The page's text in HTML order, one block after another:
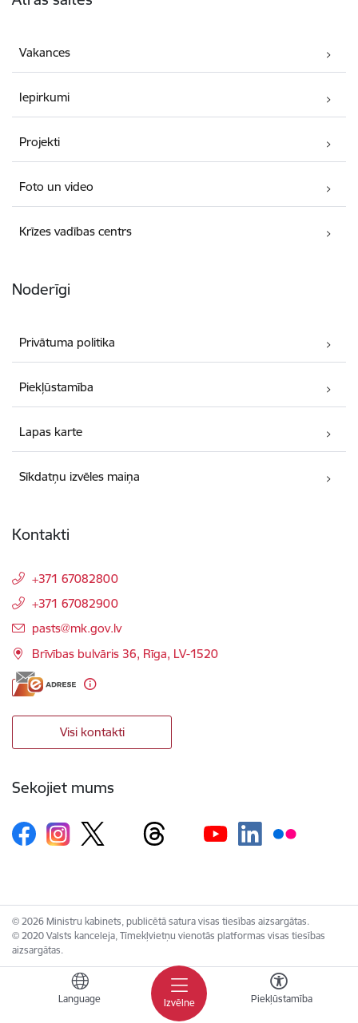
Izvēlne
Language Piekļūstamība
Vakances
Iepirkumi
Projekti
Foto un video
Krīzes vadības centrs
Noderīgi
Privātuma politika
Piekļūstamība
Lapas karte
Sīkdatņu izvēles maiņa
Kontakti
+371 67082800
+371 67082900
E-pasts:
pasts@mk.gov.lv
Brīvības bulvāris 36, Rīga, LV-1520
Visi kontakti
Sekojiet mums
© 2026 Ministru kabinets, publicētā satura visas tiesības aizsargātas.
© 2020 Valsts kanceleja, Tīmekļvietņu vienotās platformas visas tiesības
aizsargātas.